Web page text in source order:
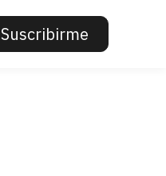
Suscribirme